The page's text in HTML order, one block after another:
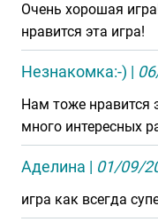
Очень хорошая
нравится эта игра!
Незнакомка:-) |
Нам тоже нравится
много интересных
Аделина | 01/09/
игра как всегда